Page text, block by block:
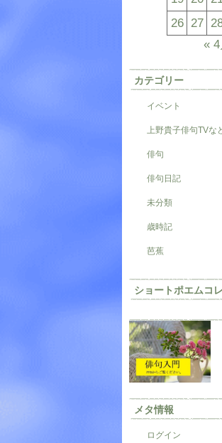
26 27
« 4
カテゴリー
イベント
上野貴子俳句TVな
俳句
俳句日記
未分類
歳時記
芭蕉
ショートポエムコ
メタ情報
ログイン